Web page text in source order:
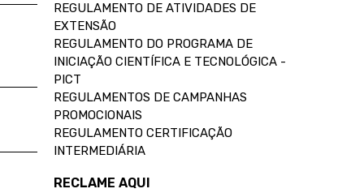
REGULAMENTO DE ATIVIDADES DE
EXTENSÃO
REGULAMENTO DO PROGRAMA DE
INICIAÇÃO CIENTÍFICA E TECNOLÓGICA -
PICT
REGULAMENTOS DE CAMPANHAS
PROMOCIONAIS
REGULAMENTO CERTIFICAÇÃO
INTERMEDIÁRIA
RECLAME AQUI